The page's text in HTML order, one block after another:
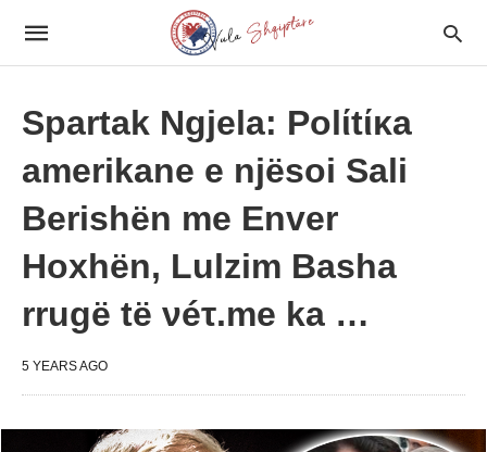
Spartak Ngjela: Polίtίκa
amerikane e njësoi Sali
Berishën me Enver
Hoxhën, Lulzim Basha
rrugë të νéτ.me ka …
5 YEARS AGO